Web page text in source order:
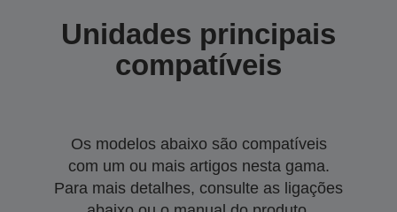
Unidades principais
compatíveis
Os modelos abaixo são compatíveis
com um ou mais artigos nesta gama.
Para mais detalhes, consulte as ligações